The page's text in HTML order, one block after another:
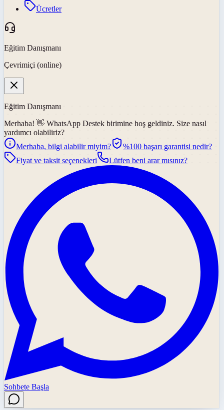
Ücretler
Eğitim Danışmanı
Çevrimiçi (online)
Eğitim Danışmanı
Merhaba! 👋 WhatsApp Destek birimine hoş geldiniz. Size nasıl
yardımcı olabiliriz?
Merhaba, bilgi alabilir miyim?
%100 başarı garantisi nedir?
Fiyat ve taksit seçenekleri
Lütfen beni arar mısınız?
Sohbete Başla